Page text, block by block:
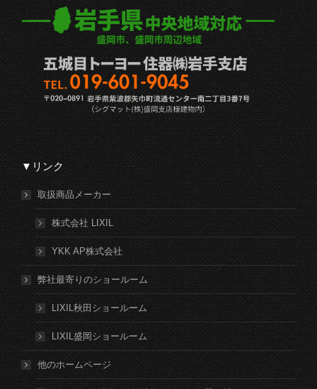
▼リンク
取扱商品メーカー
株式会社 LIXIL
YKK AP株式会社
弊社最寄りのショールーム
LIXIL秋田ショールーム
LIXIL盛岡ショールーム
他のホームページ